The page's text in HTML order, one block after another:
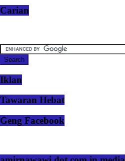
Carian
Iklan
Tawaran Hebat
Geng Facebook